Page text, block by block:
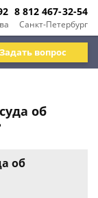
Санкт-Петербург
8 812 467-32-54
Задать вопрос
об
об